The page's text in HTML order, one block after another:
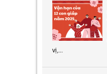
vị,...